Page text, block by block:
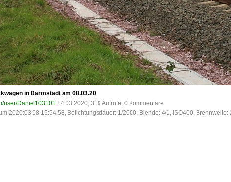
in Darmstadt am 08.03.20
user/Daniel103101 14.03.2020, 319 Aufrufe, 0 Kommentare
2020:03:08 15:54:58, Belichtungsdauer: 1/2000, Blende: 4/1, ISO400, Brennweite: